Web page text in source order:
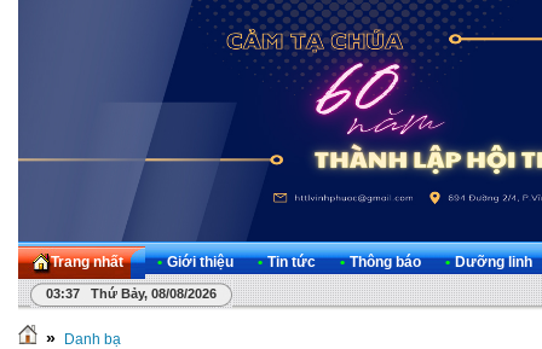
Trang nhất • Giới thiệu • Tin tức • Thông báo • Dưỡng linh
03:37 Thứ Bảy, 08/08/2026
» Danh bạ